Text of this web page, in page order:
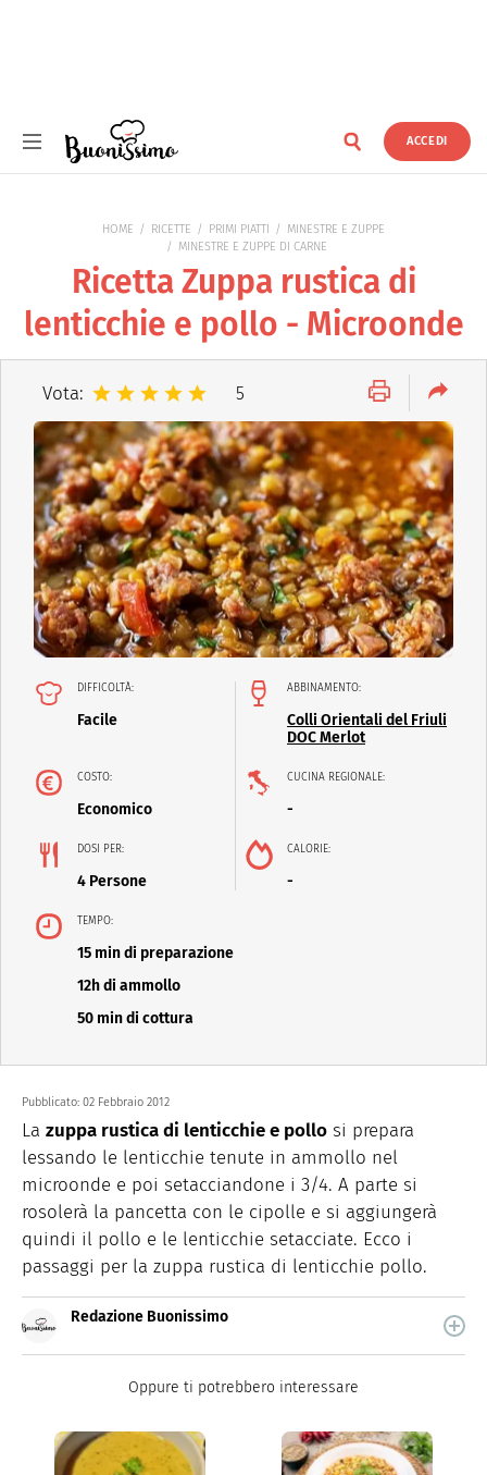
ACCEDI
HOME RICETTE PRIMI PIATTI
MINESTRE E ZUPPE
MINESTRE E ZUPPE DI CARNE
Ricetta Zuppa rustica di
lenticchie e pollo - Microonde
Vota: 5
DIFFICOLTÀ:
Facile
ABBINAMENTO:
Colli Orientali del Friuli
DOC Merlot
COSTO:
Economico
CUCINA REGIONALE:
-
DOSI PER:
4 Persone
CALORIE:
-
TEMPO:
15 min di preparazione
12h di ammollo
50 min di cottura
Pubblicato: 02 Febbraio 2012
La zuppa rustica di lenticchie e pollo si prepara
lessando le lenticchie tenute in ammollo nel
microonde e poi setacciandone i 3/4. A parte si
rosolerà la pancetta con le cipolle e si aggiungerà
quindi il pollo e le lenticchie setacciate. Ecco i
passaggi per la zuppa rustica di lenticchie pollo.
Redazione Buonissimo
quale trovi idee veloci, facili e spiegate passo passo.
Oppure ti potrebbero interessare